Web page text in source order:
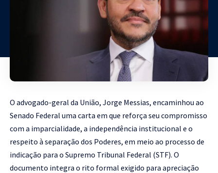
O advogado-geral da União, Jorge Messias, encaminhou ao
Senado Federal uma carta em que reforça seu compromisso
com a imparcialidade, a independência institucional e o
respeito à separação dos Poderes, em meio ao processo de
indicação para o Supremo Tribunal Federal (STF). O
documento integra o rito formal exigido para apreciação